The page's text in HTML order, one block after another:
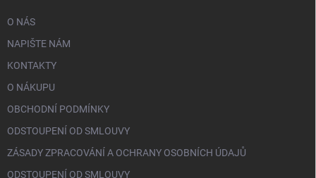
O NÁS
NAPIŠTE NÁM
KONTAKTY
O NÁKUPU
OBCHODNÍ PODMÍNKY
ODSTOUPENÍ OD SMLOUVY
ZÁSADY ZPRACOVÁNÍ A OCHRANY OSOBNÍCH ÚDAJŮ
ODSTOUPENÍ OD SMLOUVY